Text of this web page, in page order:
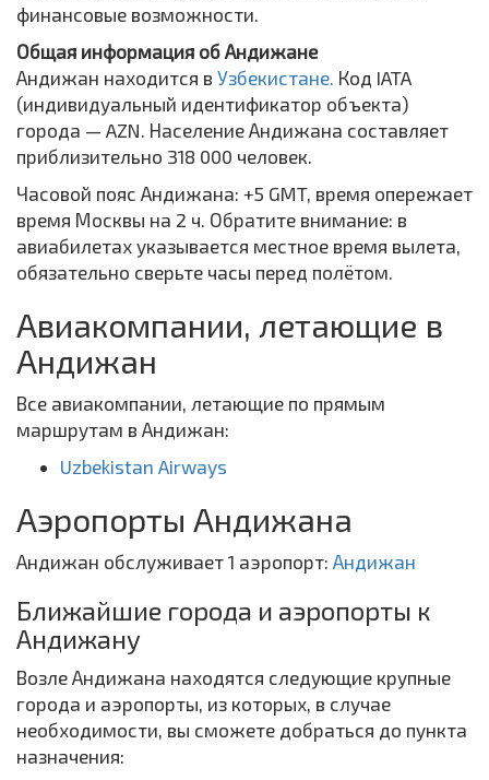
финансовые возможности.
Общая информация об Андижане
Андижан находится в Узбекистане. Код IATA
(индивидуальный идентификатор объекта)
города — AZN. Население Андижана составляет
приблизительно 318 000 человек.
Часовой пояс Андижана: +5 GMT, время опережает
время Москвы на 2 ч. Обратите внимание: в
авиабилетах указывается местное время вылета,
обязательно сверьте часы перед полётом.
Авиакомпании, летающие в
Андижан
Все авиакомпании, летающие по прямым
маршрутам в Андижан:
Uzbekistan Airways
Аэропорты Андижана
Андижан обслуживает 1 аэропорт: Андижан
Ближайшие города и аэропорты к
Андижану
Возле Андижана находятся следующие крупные
города и аэропорты, из которых, в случае
необходимости, вы сможете добраться до пункта
назначения: